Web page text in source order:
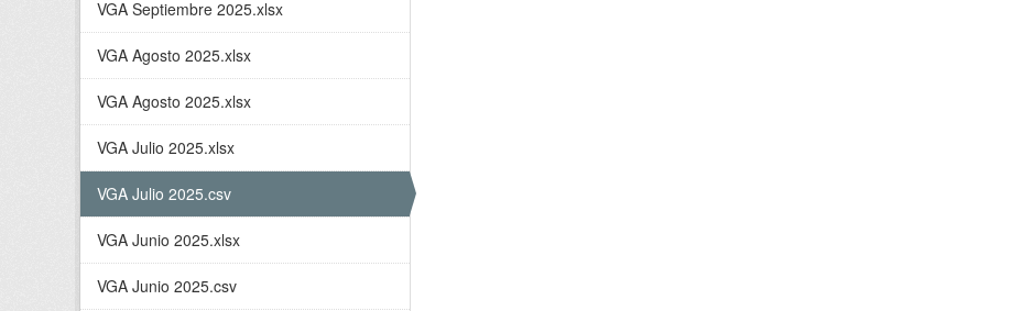
VGA Septiembre 2025.xlsx
VGA Agosto 2025.xlsx
VGA Agosto 2025.xlsx
VGA Julio 2025.xlsx
VGA Julio 2025.csv
VGA Junio 2025.xlsx
VGA Junio 2025.csv